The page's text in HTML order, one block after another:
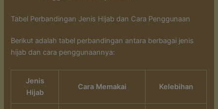
Tabel Perbandingan Jenis Hijab dan Cara Penggunaan
Berikut adalah tabel perbandingan antara berbagai jenis
hijab dan cara penggunaannya:
Jenis
Hijab
Cara Memakai Kelebihan